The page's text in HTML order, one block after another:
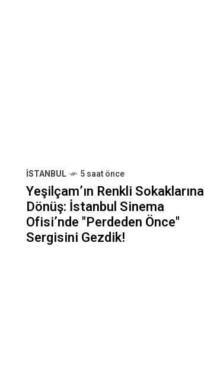
İSTANBUL 5 saat önce
Yeşilçam’ın Renkli Sokaklarına
Dönüş: İstanbul Sinema
Ofisi’nde "Perdeden Önce"
Sergisini Gezdik!